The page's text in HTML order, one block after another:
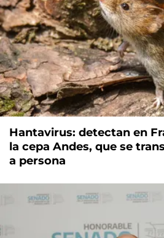
Hantavirus: detectan en
la cepa Andes, que se
a persona